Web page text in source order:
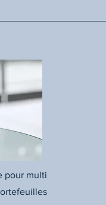
pour multi